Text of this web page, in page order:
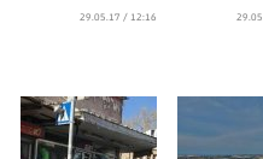
12:16 / 29.05.17